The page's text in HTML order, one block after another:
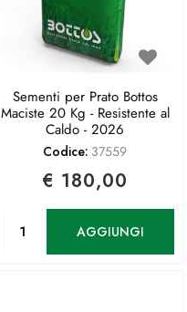
Sementi per Prato Bottos
Maciste 20 Kg - Resistente al
Caldo - 2026
Codice: 37559
€ 180,00
AGGIUNGI